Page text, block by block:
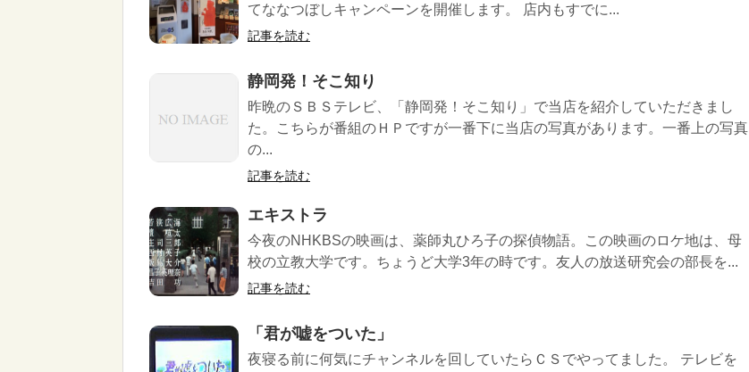
てななつぼしキャンペーンを開催します。 店内もすでに...
記事を読む
静岡発！そこ知り
昨晩のＳＢＳテレビ、「静岡発！そこ知り」で当店を紹介していただきまし
た。こちらが番組のＨＰですが一番下に当店の写真があります。一番上の写真
の...
記事を読む
エキストラ
今夜のNHKBSの映画は、薬師丸ひろ子の探偵物語。この映画のロケ地は、母
校の立教大学です。ちょうど大学3年の時です。友人の放送研究会の部長を...
記事を読む
「君が嘘をついた」
夜寝る前に何気にチャンネルを回していたらＣＳでやってました。 テレビを